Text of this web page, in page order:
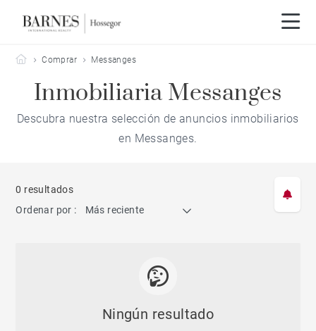
Barnes Hossegor
Comprar Messanges
Inmobiliaria Messanges
Descubra nuestra selección de anuncios inmobiliarios
en Messanges.
0 resultados
Ordenar por :
Más reciente
Ningún resultado